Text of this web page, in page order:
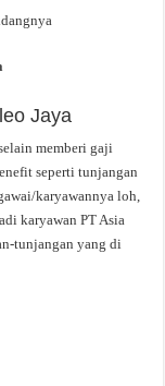
Jaya
memberi gaji
seperti tunjangan
karyawannya loh,
karyawan PT Asia
tunjangan yang di